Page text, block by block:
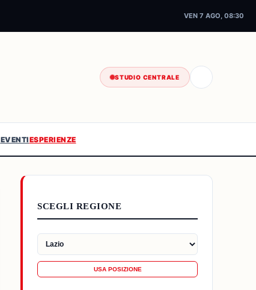
VEN 7 AGO, 08:30
STUDIO CENTRALE
EVENTIESPERIENZE
SCEGLI REGIONE
USA POSIZIONE